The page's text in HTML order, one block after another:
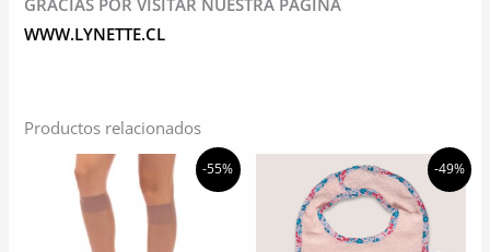
GRACIAS POR VISITAR NUESTRA PAGINA
WWW.LYNETTE.CL
Productos relacionados
-55% -49%